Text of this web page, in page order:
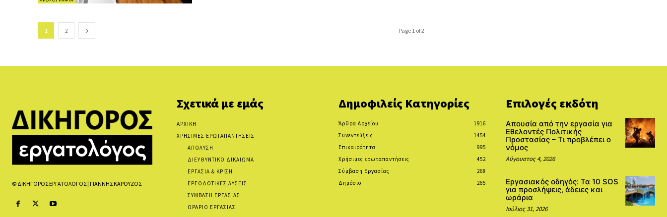
1 2 Page 1 of 2
© ΔΙΚΗΓΟΡΟΣ ΕΡΓΑΤΟΛΟΓΟΣ | ΓΙΑΝΝΗΣ ΚΑΡΟΥΖΟΣ
Σχετικά με εμάς
ΑΡΧΙΚΗ
ΧΡΗΣΙΜΕΣ ΕΡΩΤΑΠΑΝΤΗΣΕΙΣ
ΑΠΟΛΥΣΗ
ΔΙΕΥΘΥΝΤΙΚΟ ΔΙΚΑΙΩΜΑ
ΕΡΓΑΣΙΑ & ΚΡΙΣΗ
ΕΡΓΟΔΟΤΙΚΕΣ ΛΥΣΕΙΣ
ΣΥΜΒΑΣΗ ΕΡΓΑΣΙΑΣ
ΩΡΑΡΙΟ ΕΡΓΑΣΙΑΣ
Δημοφιλείς Κατηγορίες
Άρθρα Αρχείου
1916
Συνεντεύξεις
1454
Επικαιρότητα
995
Χρήσιμες ερωταπαντήσεις
452
Σύμβαση Εργασίας
268
Δημόσιο
265
Επιλογές εκδότη
Απουσία από την εργασία για
Εθελοντές Πολιτικής
Προστασίας – Τι προβλέπει ο
νόμος
Αύγουστος 4, 2026
Εργασιακός οδηγός: Τα 10 SOS
για προσλήψεις, άδειες και
ωράρια
Ιούλιος 31, 2026